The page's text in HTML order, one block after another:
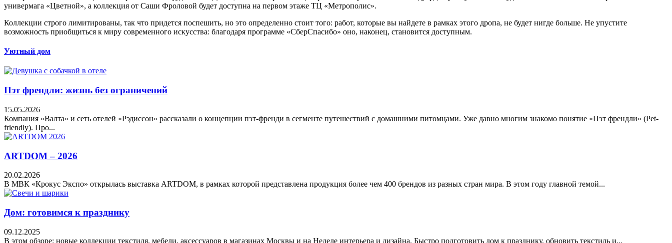
универмага «Цветной», а коллекция от Саши Фроловой будет доступна на первом этаже ТЦ «Метрополис».
Коллекции строго лимитированы, так что придется поспешить, но это определенно стоит того: работ, которые вы найдете в рамках этого дропа, не будет нигде больше. Не упустите
возможность приобщиться к миру современного искусства: благодаря программе «СберСпасибо» оно, наконец, становится доступным.
Уютный дом
Пэт френдли: жизнь без ограничений
15.05.2026
Компания «Валта» и сеть отелей «Рэдиссон» рассказали о концепции пэт-френди в сегменте путешествий с домашними питомцами. Уже давно многим знакомо понятие «Пэт френдли» (Pet-
friendly). Про...
ARTDOM – 2026
20.02.2026
В МВК «Крокус Экспо» открылась выставка ARTDOM, в рамках которой представлена продукция более чем 400 брендов из разных стран мира. В этом году главной темой...
Дом: готовимся к празднику
09.12.2025
В этом обзоре: новые коллекции текстиля, мебели, аксессуаров в магазинах Москвы и на Неделе интерьера и дизайна. Быстро подготовить дом к празднику, обновить текстиль и...